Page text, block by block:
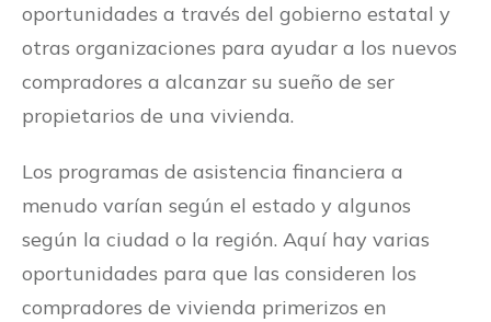
oportunidades a través del gobierno estatal y
otras organizaciones para ayudar a los nuevos
compradores a alcanzar su sueño de ser
propietarios de una vivienda.
Los programas de asistencia financiera a
menudo varían según el estado y algunos
según la ciudad o la región. Aquí hay varias
oportunidades para que las consideren los
compradores de vivienda primerizos en